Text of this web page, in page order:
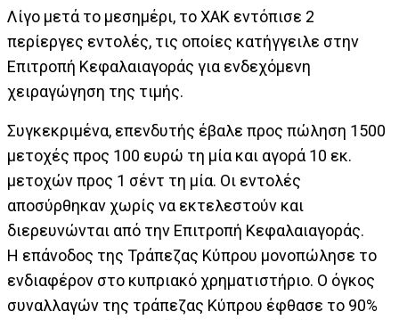
Λίγο μετά το μεσημέρι, το ΧΑΚ εντόπισε 2
περίεργες εντολές, τις οποίες κατήγγειλε στην
Επιτροπή Κεφαλαιαγοράς για ενδεχόμενη
χειραγώγηση της τιμής.
Συγκεκριμένα, επενδυτής έβαλε προς πώληση 1500
μετοχές προς 100 ευρώ τη μία και αγορά 10 εκ.
μετοχών προς 1 σέντ τη μία. Οι εντολές
αποσύρθηκαν χωρίς να εκτελεστούν και
διερευνώνται από την Επιτροπή Κεφαλαιαγοράς.
Η επάνοδος της Τράπεζας Κύπρου μονοπώλησε το
ενδιαφέρον στο κυπριακό χρηματιστήριο. Ο όγκος
συναλλαγών της τράπεζας Κύπρου έφθασε το 90%